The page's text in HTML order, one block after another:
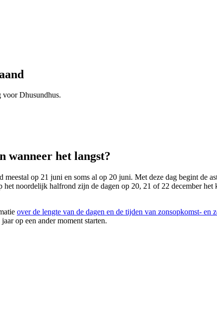
voor Dhusundhus.
wanneer het langst?
op 21 juni en soms al op 20 juni. Met deze dag begint de
noordelijk halfrond zijn de dagen op 20, 21 of 22 december
over de lengte van de dagen en de tijden van zonsopkomst- en
op een ander moment starten.